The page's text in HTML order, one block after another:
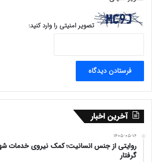
تصویر امنیتی را وارد کنید:
آخرین اخبار
۱۴۰۵-۰۵-۱۶
روایتی از جنس انسانیت؛ کمک نیروی خدمات
گرفتار